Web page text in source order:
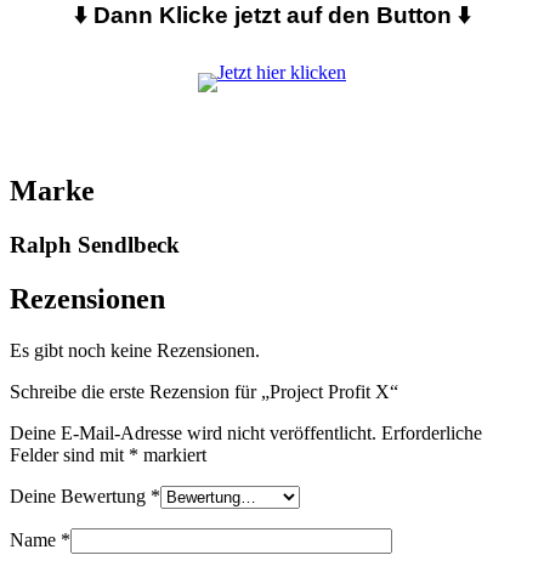
⬇️ Dann Klicke jetzt auf den Button ⬇️
Marke
Ralph Sendlbeck
Rezensionen
Es gibt noch keine Rezensionen.
Schreibe die erste Rezension für „Project Profit X“
Deine E-Mail-Adresse wird nicht veröffentlicht. Erforderliche
Felder sind mit * markiert
Deine Bewertung *
Name *